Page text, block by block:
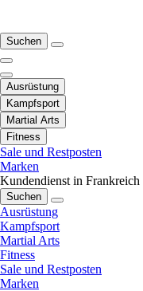
Suchen
Ausrüstung
Kampfsport
Martial Arts
Fitness
Sale und Restposten
Marken
Kundendienst in Frankreich
Suchen
Ausrüstung
Kampfsport
Martial Arts
Fitness
Sale und Restposten
Marken